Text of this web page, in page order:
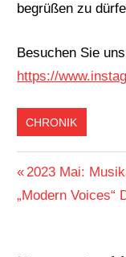
begrüßen zu
Besuchen Sie
https://
CHRONIK
Vorheriger
Beitrag:
2023 Mai:
„Modern Voices“